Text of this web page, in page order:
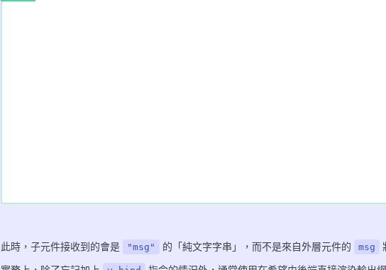
此時，子元件接收到的會是 "msg" 的「純文字字串」，而不是來自外層元件的 msg